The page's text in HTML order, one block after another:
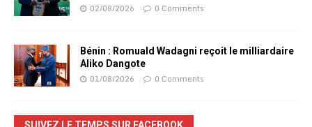
02/08/2026 0 Comments
Bénin : Romuald Wadagni reçoit le milliardaire
Aliko Dangote
01/08/2026 0 Comments